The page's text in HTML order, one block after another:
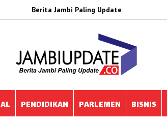
Berita Jambi Paling Update
PENDIDIKAN PARLEMEN BISNIS